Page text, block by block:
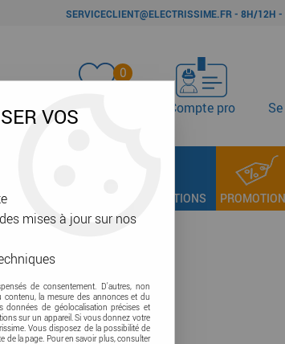
SERVICECLIENT@ELECTRISSIME.FR - 8H/12H
0
Favoris Compte pro
& RÉSEAU OUTILLAGE & FIXATIONS
VOS
mises à jour sur nos
de consentement. D'autres, non
la mesure des annonces et du
données de géolocalisation précises et
sur un appareil. Si vous donnez votre
Vous disposez de la possibilité de
de la page. Pour en savoir plus, consulter